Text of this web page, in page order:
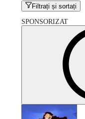
Filtrați și sortați
SPONSORIZAT